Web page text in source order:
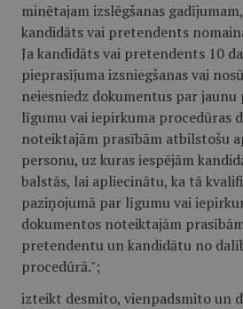
minētajam izslēgšanas
kandidāts vai pretendents
Ja kandidāts vai pretendents 10
pieprasījuma izsniegšanas vai
neiesniedz dokumentus par
līgumu vai iepirkuma procedūras
noteiktajām prasībām atbilstošu
personu, uz kuras iespējām
balstās, lai apliecinātu, ka tā
paziņojumā par līgumu vai
dokumentos noteiktajām
pretendentu un kandidātu no
procedūrā.";
izteikt desmito, vienpadsmito un